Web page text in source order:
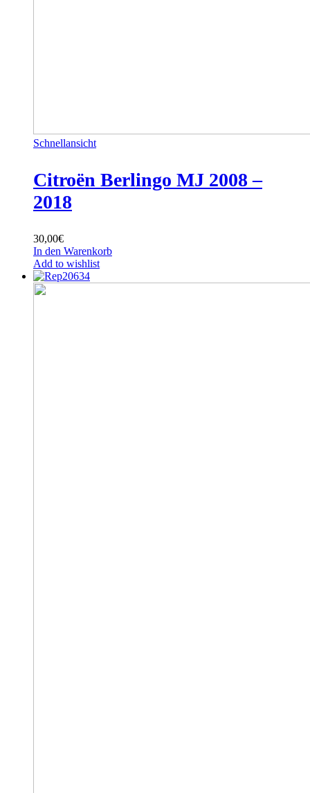
Schnellansicht
Citroën Berlingo MJ 2008 –
2018
30,00€
In den Warenkorb
Add to wishlist